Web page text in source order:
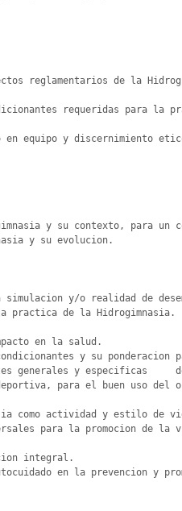
reglamentarios de la
requeridas para la
equipo y discernimiento
y su contexto, para
y su evolucion.
y/o realidad de
practica de la Hidrogimnasia.
en la salud.
y su ponderacion
generales y especificas
para el buen uso del
como actividad y estilo
para la promocion de
integral.
en la prevencion y